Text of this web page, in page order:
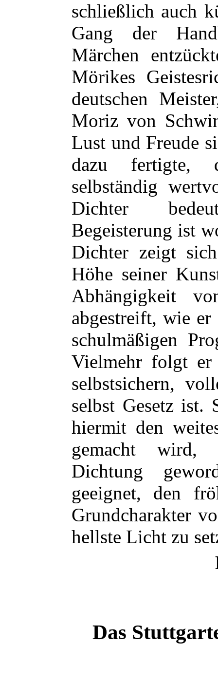
schließlich auch
Gang der
Märchen
Mörikes
deutschen
Moriz von
Lust und Freude
dazu fertigte,
selbständig
Dichter
Begeisterung ist
Dichter zeigt
Höhe seiner
Abhängigkeit
abgestreift, wie
schulmäßigen
Vielmehr folgt er
selbstsichern,
selbst Gesetz ist.
hiermit den
gemacht wird,
Dichtung
geeignet, den
Grundcharakter
hellste Licht zu
Das